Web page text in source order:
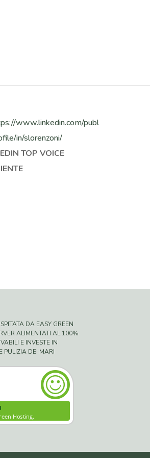
TOP VOICE
DA EASY GREEN
ALIMENTATI AL 100%
E INVESTE IN
PULIZIA DEI MARI